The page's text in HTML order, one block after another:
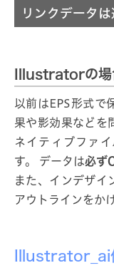
リンクデータ
Illustratorの場
以前はEPS形式で
果や影効果などを
ネイティブファ
す。 データは必ず
また、インデザイ
アウトラインをか
Illustrator_ai